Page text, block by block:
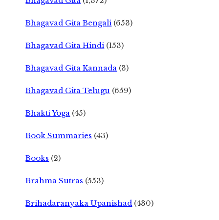
Bhagavad Gita Bengali (653)
Bhagavad Gita Hindi (153)
Bhagavad Gita Kannada (3)
Bhagavad Gita Telugu (659)
Bhakti Yoga (45)
Book Summaries (43)
Books (2)
Brahma Sutras (553)
Brihadaranyaka Upanishad (430)